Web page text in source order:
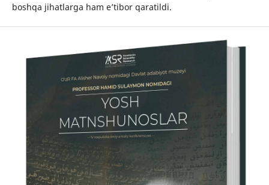
boshqa jihatlarga ham e’tibor qaratildi.